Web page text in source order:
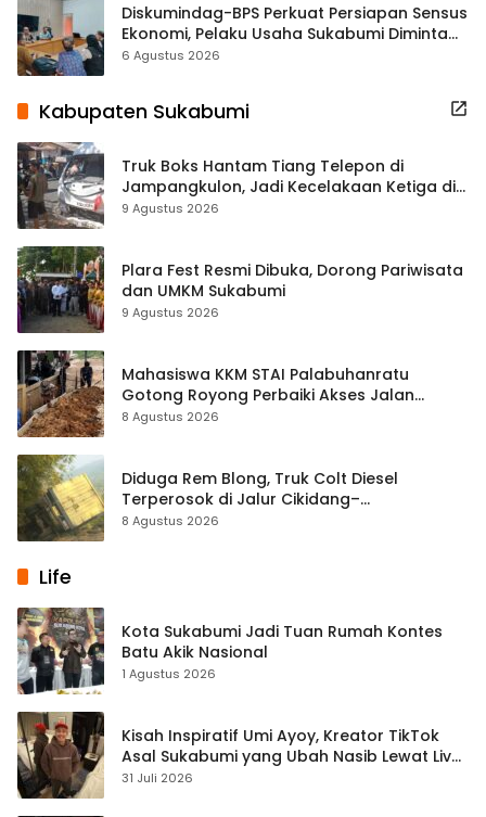
Diskumindag-BPS Perkuat Persiapan Sensus
Ekonomi, Pelaku Usaha Sukabumi Diminta
Terbuka Beri Data
6 Agustus 2026
Kabupaten Sukabumi
Truk Boks Hantam Tiang Telepon di
Jampangkulon, Jadi Kecelakaan Ketiga di
Titik yang Sama
9 Agustus 2026
Plara Fest Resmi Dibuka, Dorong Pariwisata
dan UMKM Sukabumi
9 Agustus 2026
Mahasiswa KKM STAI Palabuhanratu
Gotong Royong Perbaiki Akses Jalan
Majelis Ta’lim di Sagaranten
8 Agustus 2026
Diduga Rem Blong, Truk Colt Diesel
Terperosok di Jalur Cikidang–
Palabuhanratu
8 Agustus 2026
Life
Kota Sukabumi Jadi Tuan Rumah Kontes
Batu Akik Nasional
1 Agustus 2026
Kisah Inspiratif Umi Ayoy, Kreator TikTok
Asal Sukabumi yang Ubah Nasib Lewat Live
Streaming
31 Juli 2026